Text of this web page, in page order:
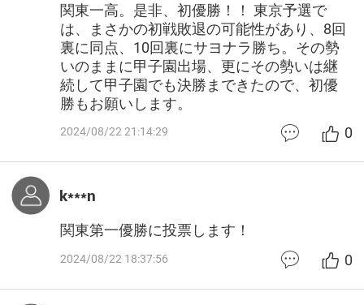
関東一高。是非、初優勝！！ 東京予選で
は、まさかの初戦敗退の可能性があり、8回
裏に同点、10回裏にサヨナラ勝ち。その勢
いのままに甲子園出場、更にその勢いは継
続して甲子園でも決勝まできたので、初優
勝もお願いします。
2024/08/22 21:14:29 0
k***n
関東第一優勝に投票します！
2024/08/22 18:37:56 0